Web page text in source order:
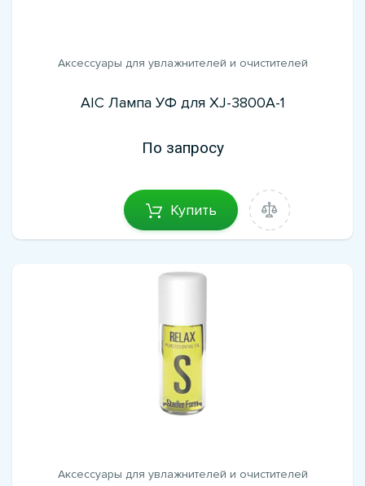
Аксессуары для увлажнителей и очистителей
AIC Лампа УФ для XJ-3800A-1
По запросу
Купить
Аксессуары для увлажнителей и очистителей